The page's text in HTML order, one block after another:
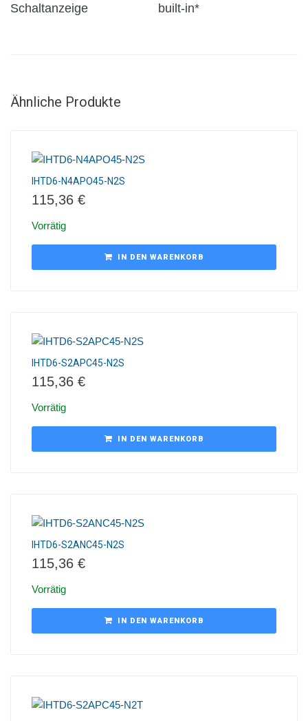
Schaltanzeige
built-in*
Ähnliche Produkte
IHTD6-N4APO45-N2S
115,36 €
Vorrätig
IN DEN WARENKORB
IHTD6-S2APC45-N2S
115,36 €
Vorrätig
IN DEN WARENKORB
IHTD6-S2ANC45-N2S
115,36 €
Vorrätig
IN DEN WARENKORB